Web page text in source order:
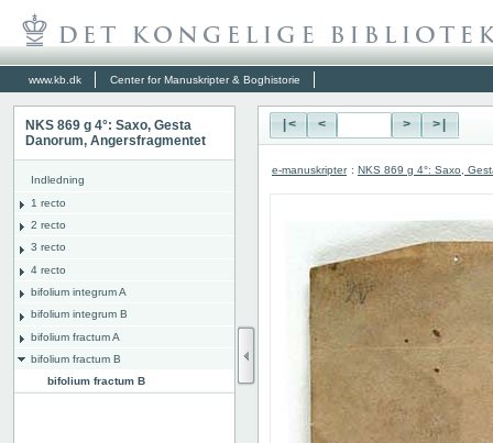
www.kb.dk Center for Manuskripter & Boghistorie
NKS 869 g 4°: Saxo, Gesta
Danorum, Angersfragmentet
Indledning
1 recto
2 recto
3 recto
4 recto
bifolium integrum A
bifolium integrum B
bifolium fractum A
bifolium fractum B
bifolium fractum B
|< < > >|
e-manuskripter : NKS 869 g 4°: Saxo,